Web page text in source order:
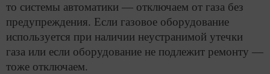
то системы автоматики — отключаем от газа без
предупреждения. Если газовое оборудование
используется при наличии неустранимой утечки
газа или если оборудование не подлежит ремонту —
тоже отключаем.